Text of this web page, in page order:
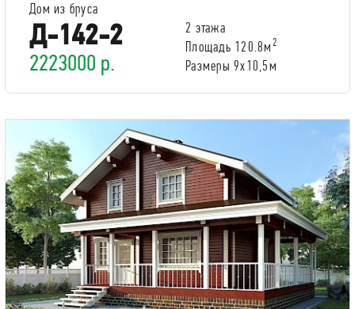
Дом из бруса
Д-142-2
2223000 р.
2 этажа
Площадь 120.8м2
Размеры 9х10,5м